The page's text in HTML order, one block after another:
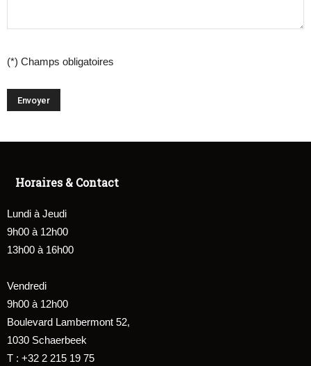
(*) Champs obligatoires
Horaires & Contact
Lundi à Jeudi
9h00 à 12h00
13h00 à 16h00
Vendredi
9h00 à 12h00
Boulevard Lambermont 52,
1030 Schaerbeek
T : +32 2 215 19 75